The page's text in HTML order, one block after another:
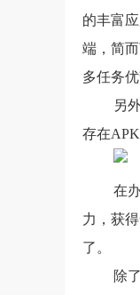
的丰富
端，简
多任务
另
存在
在
力，获
了。
除